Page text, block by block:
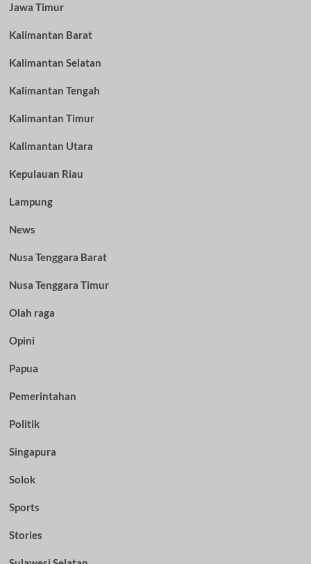
Jawa Timur
Kalimantan Barat
Kalimantan Selatan
Kalimantan Tengah
Kalimantan Timur
Kalimantan Utara
Kepulauan Riau
Lampung
News
Nusa Tenggara Barat
Nusa Tenggara Timur
Olah raga
Opini
Papua
Pemerintahan
Politik
Singapura
Solok
Sports
Stories